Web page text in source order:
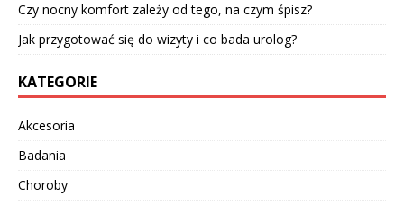
Czy nocny komfort zależy od tego, na czym śpisz?
Jak przygotować się do wizyty i co bada urolog?
KATEGORIE
Akcesoria
Badania
Choroby